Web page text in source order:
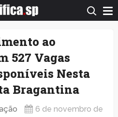
ao
527 Vagas
Nesta
Bragantina
6 de novembro de